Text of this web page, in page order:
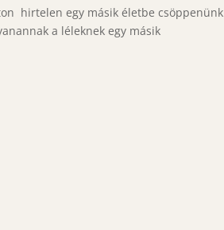
hirtelen egy másik életbe
a léleknek egy másik